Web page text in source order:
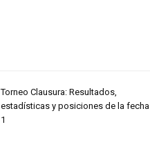
Torneo Clausura: Resultados,
estadísticas y posiciones de la fecha
1